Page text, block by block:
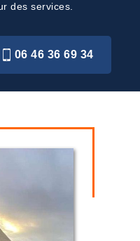
des services.
06 46 36 69 34